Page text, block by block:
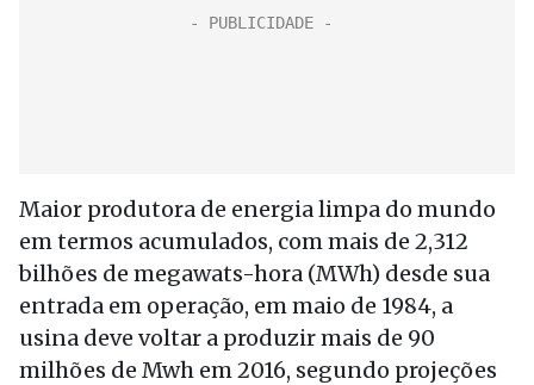
Maior produtora de energia limpa do mundo
em termos acumulados, com mais de 2,312
bilhões de megawats-hora (MWh) desde sua
entrada em operação, em maio de 1984, a
usina deve voltar a produzir mais de 90
milhões de Mwh em 2016, segundo projeções